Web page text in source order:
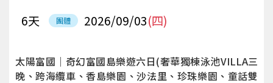
團體 2026/09/03(四)
6天
太陽富國｜奇幻富國島樂遊六日(奢華獨棟泳池VILLA三
晚、跨海纜車、香島樂園、沙法里、珍珠樂園、童話雙